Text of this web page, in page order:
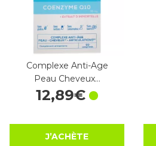
Complexe Anti-Age
Peau Cheveux…
12,89€
J’ACHÈTE